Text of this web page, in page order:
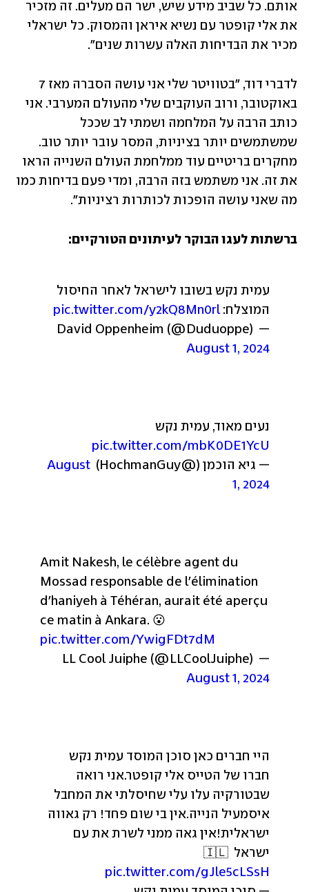
מכיר את הבדיחות האלה עשרות שנים".
מה שאני עושה הופכות לכותרות רציניות".
ברשתות לעגו הבוקר לעיתונים הטורקיים:
המוצלח: pic.twitter.com/y2kQ8Mn0rl
— David Oppenheim (@Duduoppe)
August 1, 2024
נעים מאוד, עמית נקש
pic.twitter.com/mbK0DE1YcU
— גיא הוכמן (@HochmanGuy)
August
1, 2024
Amit Nakesh, le célèbre agent du
Mossad responsable de l'élimination
d'haniyeh à Téhéran, aurait été aperçu
pic.twitter.com/YwigFDt7dM
— LL Cool Juiphe (@LLCoolJuiphe)
August 1, 2024
חברו של הטייס אלי קופטר.
איסמעיל הנייה.
ישראלית!
ישראל 🇮🇱
pic.twitter.com/gJle5cLSsH